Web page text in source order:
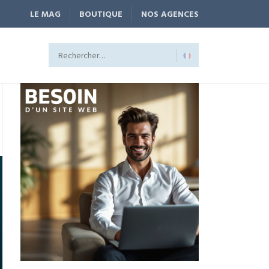
LE MAG BOUTIQUE NOS AGENCES